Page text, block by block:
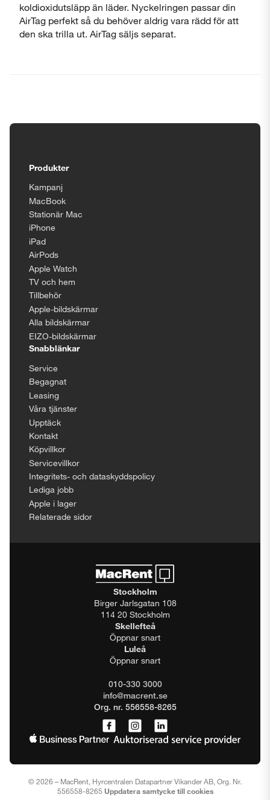
koldioxidutsläpp än läder. Nyckelringen passar din
AirTag perfekt så du behöver aldrig vara rädd för att
den ska trilla ut. AirTag säljs separat.
Produkter
Kampanj
MacBook
Stationär Mac
iPhone
iPad
AirPods
Apple Watch
TV och hem
Tillbehör
Apple-bildskärmar
Alla bildskärmar
EIZO-bildskärmar
Snabblänkar
Service
Begagnat
Leasing
Våra tjänster
Upptäck
Kontakt
Köpvillkor
Servicevillkor
Integritets- och dataskyddspolicy
Lediga jobb
Apple i lager
Relaterade sidor
Stockholm
Birger Jarlsgatan 108
114 20 Stockholm
Skellefteå
Öppnar snart
Luleå
Öppnar snart
010-330 3000
info@macrent.se
Org. nr. 556558-8265
© 2026 – MacRent, Hyrcentralen Datapartner Vikander AB, Org. Nr.
556558-8265 Uppdatera samtycke till cookies